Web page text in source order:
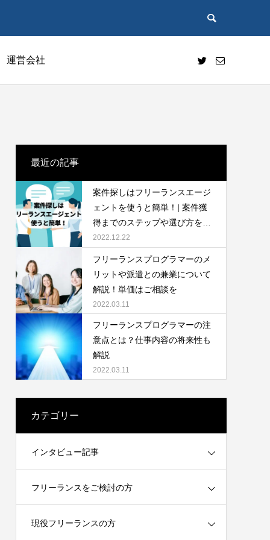
運営会社
フリーランスプログラマーに必要なスキル
や年収について
2022.03.11
度は知
エンジニアは稼げる
最近の記事
案件探しはフリーランスエージ
ェントを使うと簡単！| 案件獲
得までのステップや選び方を徹
底解説
2022.12.22
フリーランスプログラマーのメ
リットや派遣との兼業について
解説！単価はご相談を
2022.03.11
フリーランスプログラマーの注
意点とは？仕事内容の将来性も
解説
2022.03.11
カテゴリー
インタビュー記事
フリーランスをご検討の方
現役フリーランスの方